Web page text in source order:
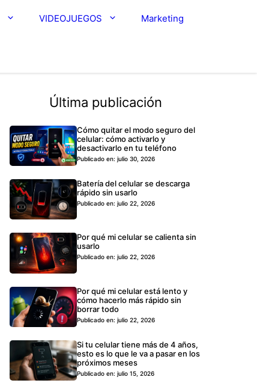
VIDEOJUEGOS Marketing
Última publicación
Cómo quitar el modo seguro del
celular: cómo activarlo y
desactivarlo en tu teléfono
Publicado en: julio 30, 2026
Batería del celular se descarga
rápido sin usarlo
Publicado en: julio 22, 2026
Por qué mi celular se calienta sin
usarlo
Publicado en: julio 22, 2026
Por qué mi celular está lento y
cómo hacerlo más rápido sin
borrar todo
Publicado en: julio 22, 2026
Si tu celular tiene más de 4 años,
esto es lo que le va a pasar en los
próximos meses
Publicado en: julio 15, 2026